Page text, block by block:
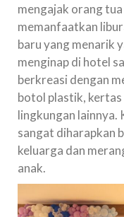
mengajak orang
memanfaatkan
baru yang menarik
menginap di hotel
berkreasi dengan
botol plastik, kertas
lingkungan lainnya.
sangat diharapkan
keluarga dan
anak.